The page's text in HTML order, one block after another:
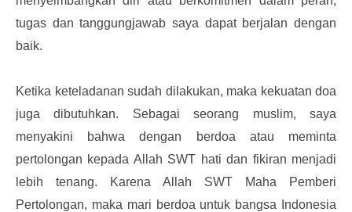
tugas dan tanggungjawab saya dapat berjalan dengan
baik.
Ketika keteladanan sudah dilakukan, maka kekuatan doa
juga dibutuhkan. Sebagai seorang muslim, saya
menyakini bahwa dengan berdoa atau meminta
pertolongan kepada Allah SWT hati dan fikiran menjadi
lebih tenang. Karena Allah SWT Maha Pemberi
Pertolongan, maka mari berdoa untuk bangsa Indonesia